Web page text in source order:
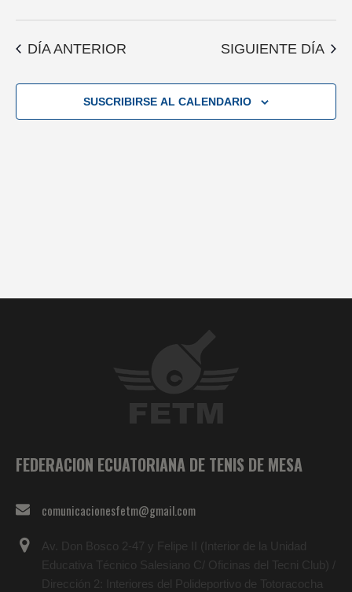
DÍA ANTERIOR SIGUIENTE DÍA
SUSCRIBIRSE AL CALENDARIO
FEDERACION ECUATORIANA DE TENIS DE MESA
comunicacionesfetm@gmail.com
Av. Don Bosco 2-47 y Felipe II (Interior de la Unidad
Educativa Técnico Salesiano C/ Oficinas del Tecni Club) /
Dirección 2: Interiores del Polideportivo de Totoracocha